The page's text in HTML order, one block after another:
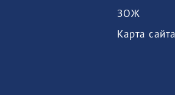
ЗОЖ
Карта сайта